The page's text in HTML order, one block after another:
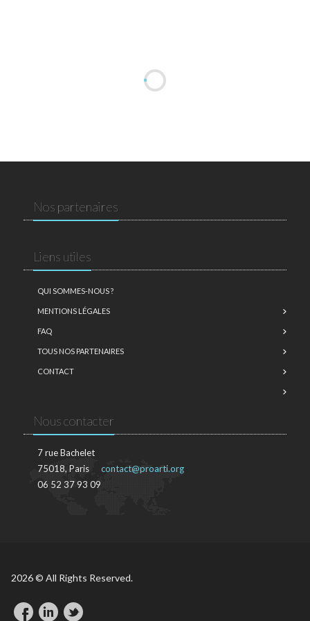
Nos partenaires
Liens utiles
QUI SOMMES-NOUS ?
MENTIONS LÉGALES
FAQ
TOUS NOS PARTENAIRES
CONTACT
Nous contacter
7 rue Bachelet
75018, Paris
06 52 37 93 09
contact@proarti.org
2026 © All Rights Reserved.